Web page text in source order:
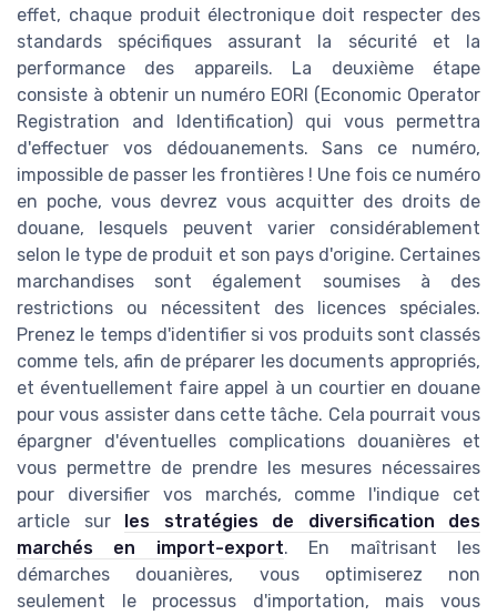
effet, chaque produit électronique doit respecter des
standards spécifiques assurant la sécurité et la
performance des appareils. La deuxième étape
consiste à obtenir un numéro EORI (Economic Operator
Registration and Identification) qui vous permettra
d'effectuer vos dédouanements. Sans ce numéro,
impossible de passer les frontières ! Une fois ce numéro
en poche, vous devrez vous acquitter des droits de
douane, lesquels peuvent varier considérablement
selon le type de produit et son pays d'origine. Certaines
marchandises sont également soumises à des
restrictions ou nécessitent des licences spéciales.
Prenez le temps d'identifier si vos produits sont classés
comme tels, afin de préparer les documents appropriés,
et éventuellement faire appel à un courtier en douane
pour vous assister dans cette tâche. Cela pourrait vous
épargner d'éventuelles complications douanières et
vous permettre de prendre les mesures nécessaires
pour diversifier vos marchés, comme l'indique cet
article sur les stratégies de diversification des
marchés en import-export. En maîtrisant les
démarches douanières, vous optimiserez non
seulement le processus d'importation, mais vous